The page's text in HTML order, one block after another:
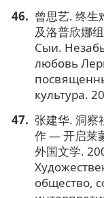
曾思艺. 终生
及洛普欣娜
Сыи.
любовь
культура.
张建华. 洞察
作 — 开启莱
外国文学.
общество,